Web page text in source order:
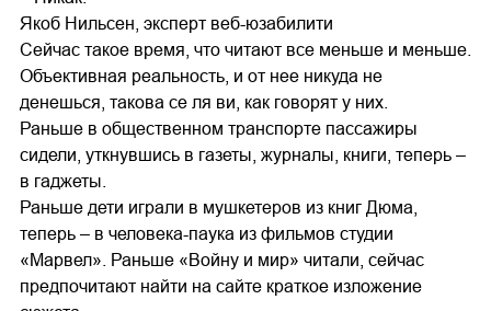
Якоб Нильсен, эксперт веб-юзабилити
Сейчас такое время, что читают все меньше и меньше.
Объективная реальность, и от нее никуда не
денешься, такова се ля ви, как говорят у них.
Раньше в общественном транспорте пассажиры
сидели, уткнувшись в газеты, журналы, книги, теперь –
в гаджеты.
Раньше дети играли в мушкетеров из книг Дюма,
теперь – в человека-паука из фильмов студии
«Марвел». Раньше «Войну и мир» читали, сейчас
предпочитают найти на сайте краткое изложение